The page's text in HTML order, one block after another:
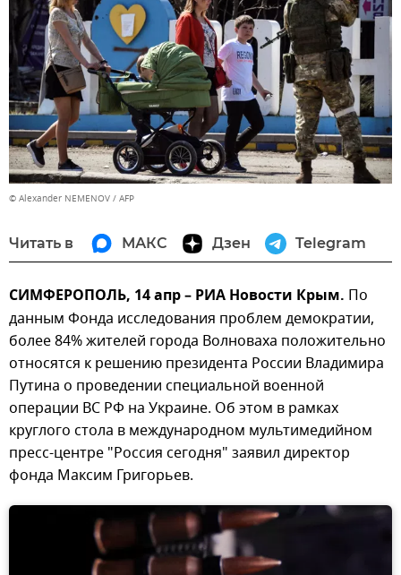
© Alexander NEMENOV / AFP
Читать в МАКС Дзен Telegram
СИМФЕРОПОЛЬ, 14 апр – РИА Новости Крым. По
данным Фонда исследования проблем демократии,
более 84% жителей города Волноваха положительно
относятся к решению президента России Владимира
Путина о проведении специальной военной
операции ВС РФ на Украине. Об этом в рамках
круглого стола в международном мультимедийном
пресс-центре "Россия сегодня" заявил директор
фонда Максим Григорьев.